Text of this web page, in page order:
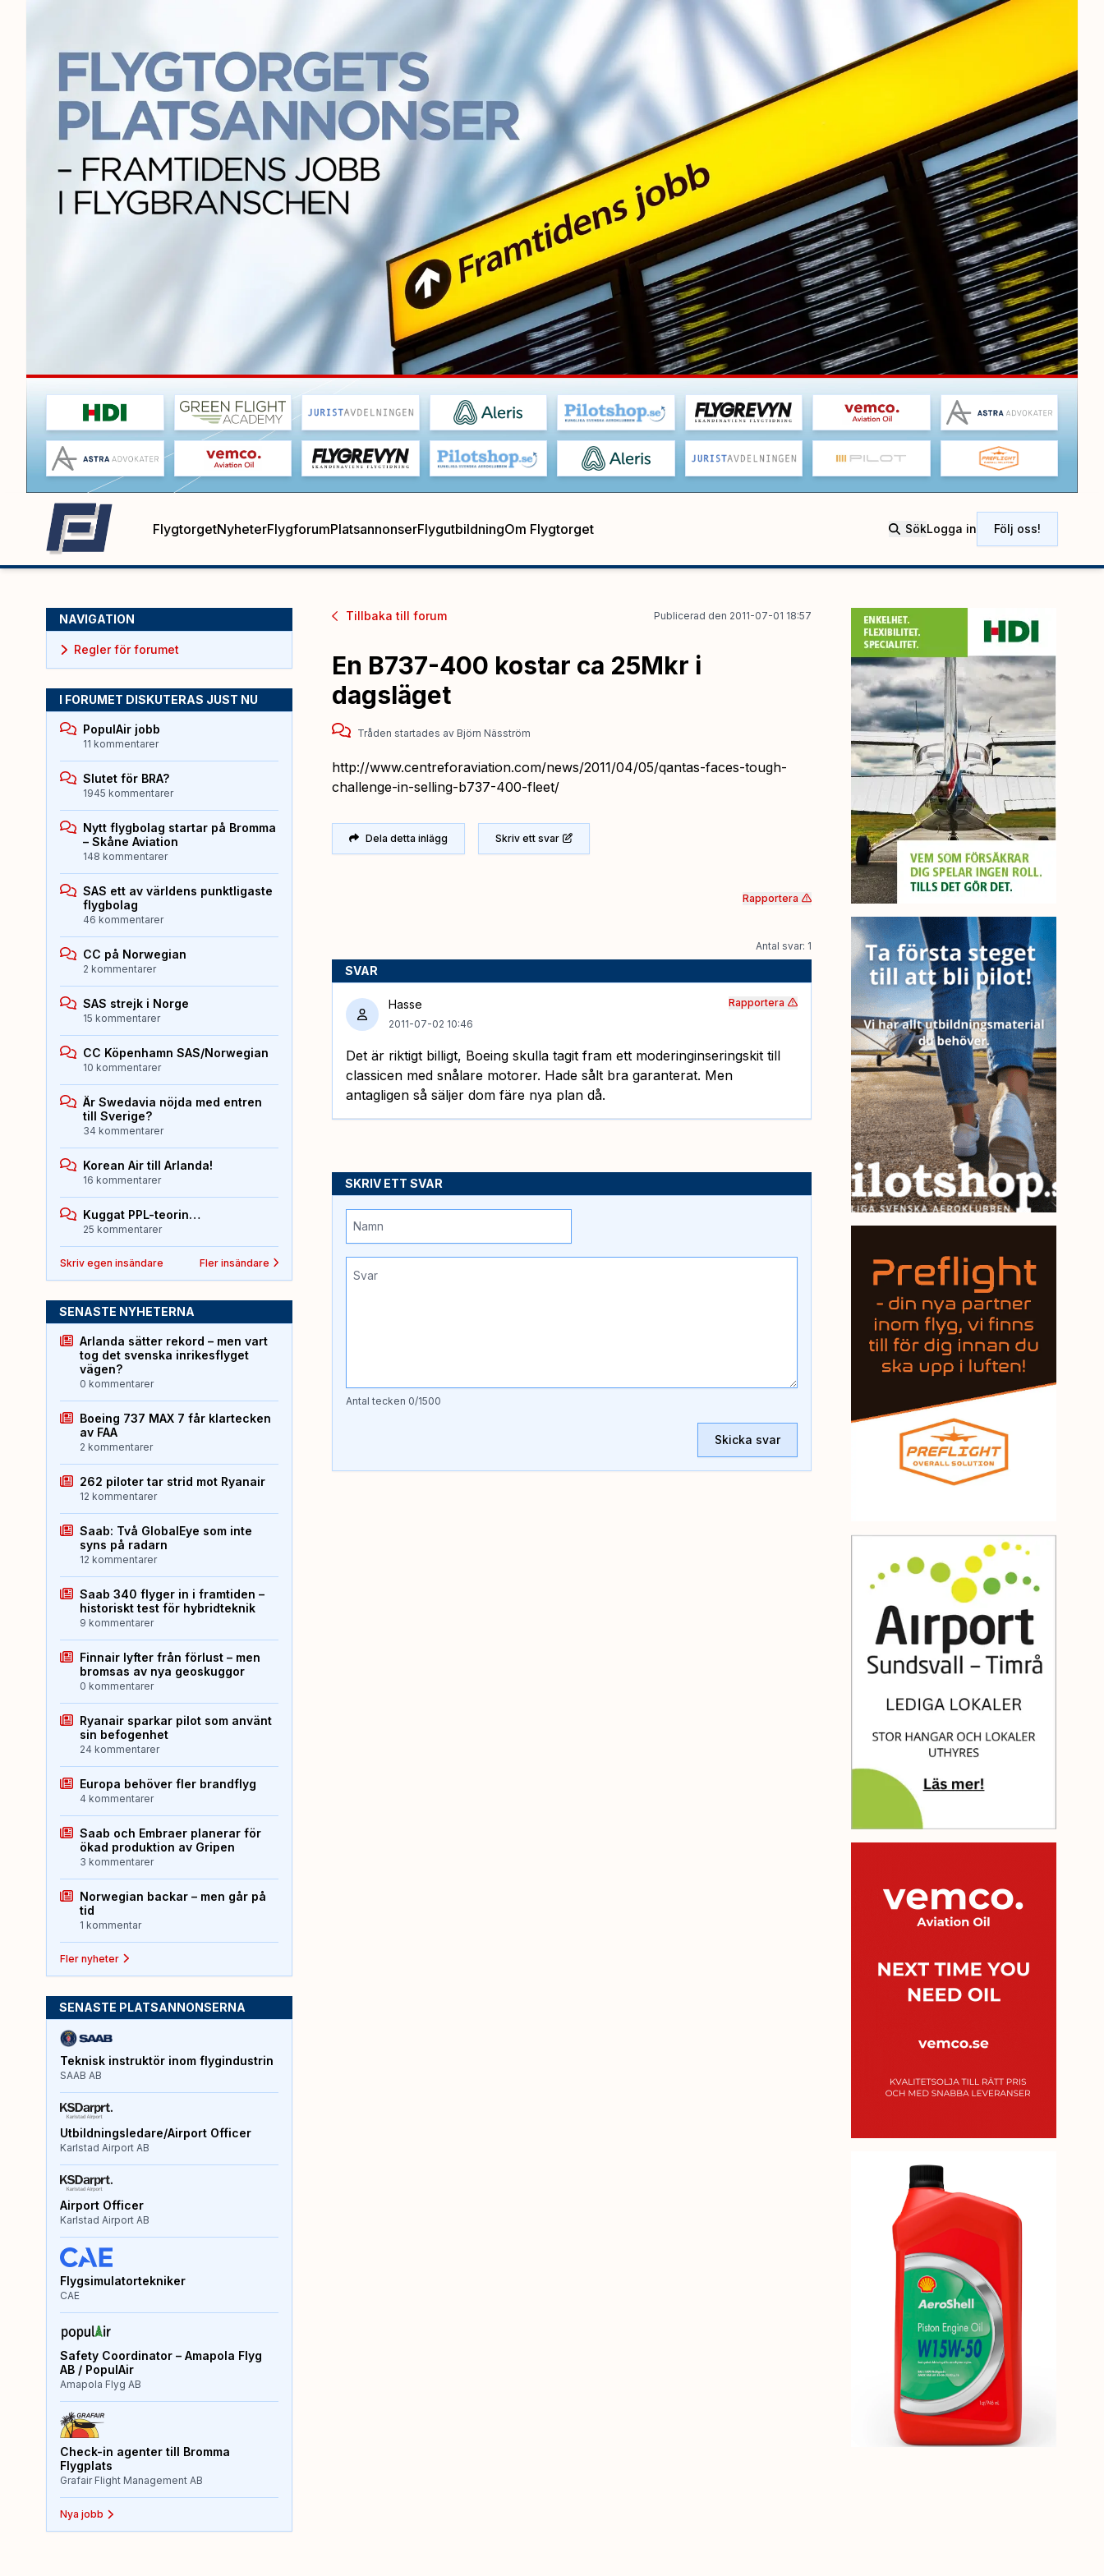
FlygtorgetNyheterFlygforumPlatsannonserFlygutbildningOm Flygtorget SökLogga in Följ oss!
Tillbaka till forum Publicerad den 2011-07-01 18:57
En B737-400 kostar ca 25Mkr i
dagsläget
Tråden startades av Björn Näsström
http://www.centreforaviation.com/news/2011/04/05/qantas-faces-tough-
challenge-in-selling-b737-400-fleet/
Dela detta inlägg Skriv ett svar
Rapportera
Antal svar: 1
SVAR
Hasse
2011-07-02 10:46
Det är riktigt billigt, Boeing skulla tagit fram ett moderinginseringskit till
classicen med snålare motorer. Hade sålt bra garanterat. Men
antagligen så säljer dom färe nya plan då.
Rapportera
SKRIV ETT SVAR
Antal tecken 0/1500
Skicka svar
NAVIGATION
Regler för forumet
I FORUMET DISKUTERAS JUST NU
PopulAir jobb
11 kommentarer
Slutet för BRA?
1945 kommentarer
Nytt flygbolag startar på Bromma
– Skåne Aviation
148 kommentarer
SAS ett av världens punktligaste
flygbolag
46 kommentarer
CC på Norwegian
2 kommentarer
SAS strejk i Norge
15 kommentarer
CC Köpenhamn SAS/Norwegian
10 kommentarer
Är Swedavia nöjda med entren
till Sverige?
34 kommentarer
Korean Air till Arlanda!
16 kommentarer
Kuggat PPL-teorin…
25 kommentarer
Skriv egen insändare Fler insändare
SENASTE NYHETERNA
Arlanda sätter rekord – men vart
tog det svenska inrikesflyget
vägen?
0 kommentarer
Boeing 737 MAX 7 får klartecken
av FAA
2 kommentarer
262 piloter tar strid mot Ryanair
12 kommentarer
Saab: Två GlobalEye som inte
syns på radarn
12 kommentarer
Saab 340 flyger in i framtiden –
historiskt test för hybridteknik
9 kommentarer
Finnair lyfter från förlust – men
bromsas av nya geoskuggor
0 kommentarer
Ryanair sparkar pilot som använt
sin befogenhet
24 kommentarer
Europa behöver fler brandflyg
4 kommentarer
Saab och Embraer planerar för
ökad produktion av Gripen
3 kommentarer
Norwegian backar – men går på
tid
1 kommentar
Fler nyheter
SENASTE PLATSANNONSERNA
Teknisk instruktör inom flygindustrin
SAAB AB
Utbildningsledare/Airport Officer
Karlstad Airport AB
Airport Officer
Karlstad Airport AB
Flygsimulatortekniker
CAE
Safety Coordinator – Amapola Flyg
AB / PopulAir
Amapola Flyg AB
Check-in agenter till Bromma
Flygplats
Grafair Flight Management AB
Nya jobb